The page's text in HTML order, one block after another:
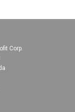
Corp.